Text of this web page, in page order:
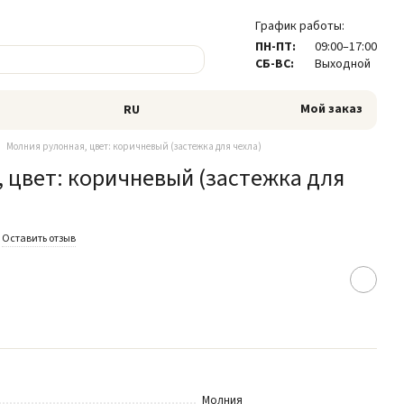
График работы:
ПН-ПТ:
09:00–17:00
СБ-ВС:
Выходной
RU Мой заказ
Молния рулонная, цвет: коричневый (застежка для чехла)
коричневый (застежка для
Оставить отзыв
Молния